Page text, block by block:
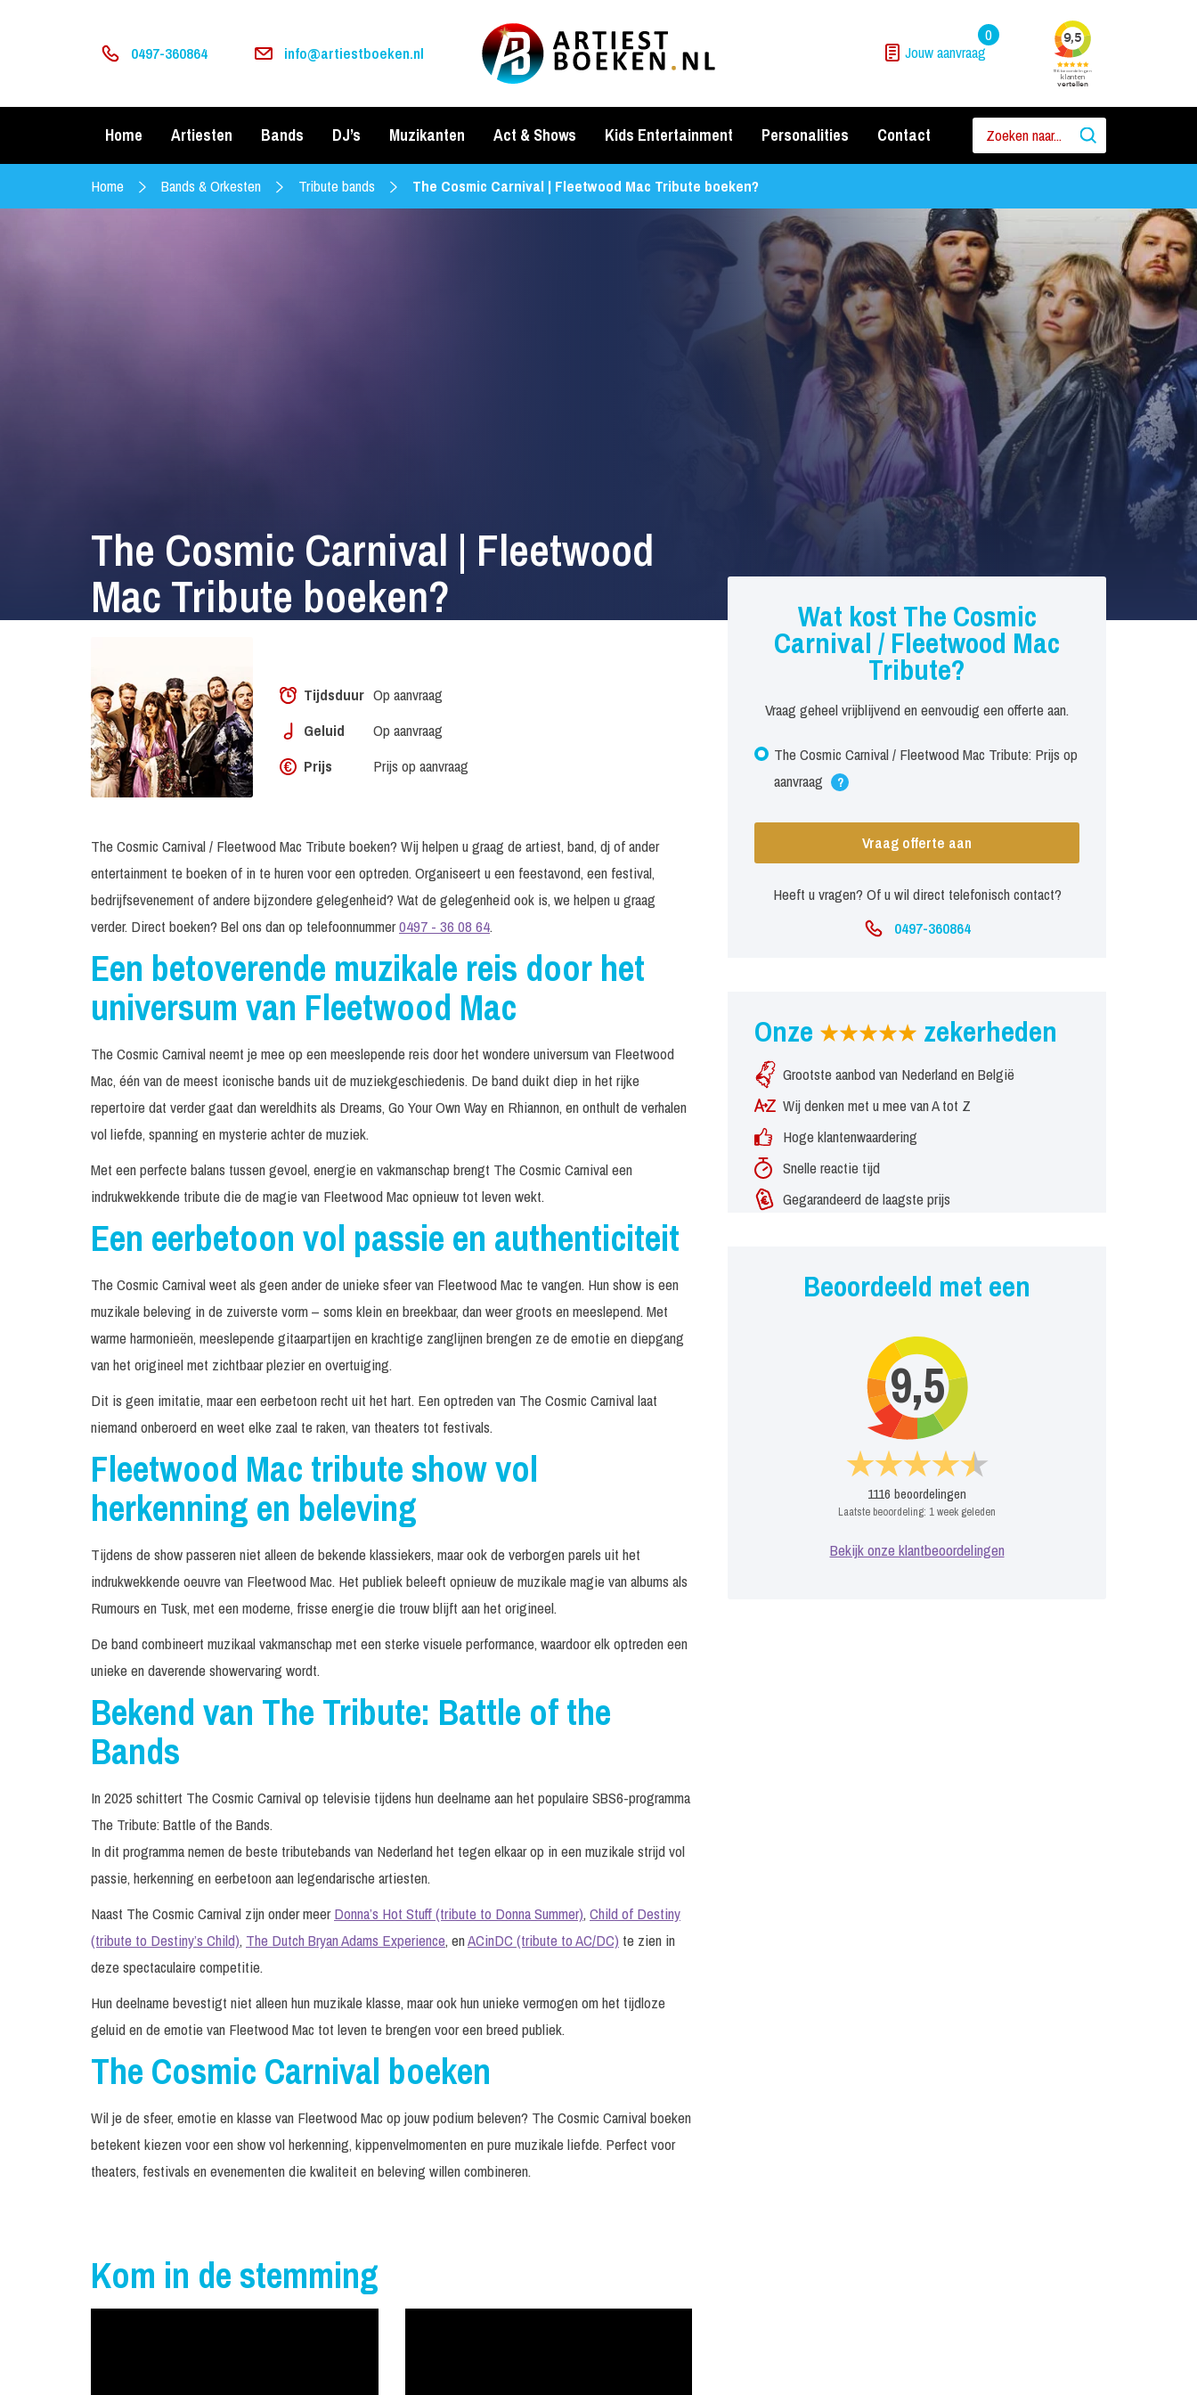
0497-360864 info@artiestboeken.nl Jouw aanvraag
0
Home Artiesten Bands DJ’s Muzikanten Act & Shows Kids Entertainment Personalities Contact
Home Bands & Orkesten Tribute bands The Cosmic Carnival | Fleetwood Mac Tribute boeken?
The Cosmic Carnival | Fleetwood
Mac Tribute boeken?
Tijdsduur Op aanvraag
Geluid
Op aanvraag
Prijs
Prijs op aanvraag
The Cosmic Carnival / Fleetwood Mac Tribute boeken? Wij helpen u graag de artiest, band, dj of ander
entertainment te boeken of in te huren voor een optreden. Organiseert u een feestavond, een festival,
bedrijfsevenement of andere bijzondere gelegenheid? Wat de gelegenheid ook is, we helpen u graag
verder. Direct boeken? Bel ons dan op telefoonnummer0497 - 36 08 64.
Een betoverende muzikale reis door het
universum van Fleetwood Mac
The Cosmic Carnival neemt je mee op een meeslepende reis door het wondere universum van Fleetwood
Mac, één van de meest iconische bands uit de muziekgeschiedenis. De band duikt diep in het rijke
repertoire dat verder gaat dan wereldhits als Dreams, Go Your Own Way en Rhiannon, en onthult de verhalen
vol liefde, spanning en mysterie achter de muziek.
Met een perfecte balans tussen gevoel, energie en vakmanschap brengt The Cosmic Carnival een
indrukwekkende tribute die de magie van Fleetwood Mac opnieuw tot leven wekt.
Een eerbetoon vol passie en authenticiteit
The Cosmic Carnival weet als geen ander de unieke sfeer van Fleetwood Mac te vangen. Hun show is een
muzikale beleving in de zuiverste vorm – soms klein en breekbaar, dan weer groots en meeslepend. Met
warme harmonieën, meeslepende gitaarpartijen en krachtige zanglijnen brengen ze de emotie en diepgang
van het origineel met zichtbaar plezier en overtuiging.
Dit is geen imitatie, maar een eerbetoon recht uit het hart. Een optreden van The Cosmic Carnival laat
niemand onberoerd en weet elke zaal te raken, van theaters tot festivals.
Fleetwood Mac tribute show vol
herkenning en beleving
Tijdens de show passeren niet alleen de bekende klassiekers, maar ook de verborgen parels uit het
indrukwekkende oeuvre van Fleetwood Mac. Het publiek beleeft opnieuw de muzikale magie van albums als
Rumours en Tusk, met een moderne, frisse energie die trouw blijft aan het origineel.
De band combineert muzikaal vakmanschap met een sterke visuele performance, waardoor elk optreden een
unieke en daverende showervaring wordt.
Bekend van The Tribute: Battle of the
Bands
In 2025 schittert The Cosmic Carnival op televisie tijdens hun deelname aan het populaire SBS6-programma
The Tribute: Battle of the Bands.
In dit programma nemen de beste tributebands van Nederland het tegen elkaar op in een muzikale strijd vol
passie, herkenning en eerbetoon aan legendarische artiesten.
Naast The Cosmic Carnival zijn onder meerDonna’s Hot Stuff (tribute to Donna Summer),Child of Destiny
(tribute to Destiny’s Child), The Dutch Bryan Adams Experience, enACinDC (tribute to AC/DC) te zien in
deze spectaculaire competitie.
Hun deelname bevestigt niet alleen hun muzikale klasse, maar ook hun unieke vermogen om het tijdloze
geluid en de emotie van Fleetwood Mac tot leven te brengen voor een breed publiek.
The Cosmic Carnival boeken
Wil je de sfeer, emotie en klasse van Fleetwood Mac op jouw podium beleven? The Cosmic Carnival boeken
betekent kiezen voor een show vol herkenning, kippenvelmomenten en pure muzikale liefde. Perfect voor
theaters, festivals en evenementen die kwaliteit en beleving willen combineren.
Kom in de stemming
Wat kost The Cosmic
Carnival / Fleetwood Mac
Tribute?
Vraag geheel vrijblijvend en eenvoudig een offerte aan.
The Cosmic Carnival / Fleetwood Mac Tribute: Prijs op
aanvraag
?
Vraag offerte aan
Heeft u vragen? Of u wil direct telefonisch contact?
0497-360864
Onze zekerheden
Grootste aanbod van Nederland en België
Wij denken met u mee van A tot Z
Hoge klantenwaardering
Snelle reactie tijd
Gegarandeerd de laagste prijs
Beoordeeld met een
9,5
1116 beoordelingen
Laatste beoordeling: 1 week geleden
Bekijk onze klantbeoordelingen